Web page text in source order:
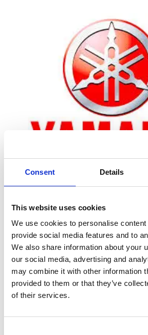
Consent Details
This website uses cookies
We use cookies to personalise
provide social media features and to
We also share information about your
our social media, advertising and
may combine it with other information
provided to them or that they’ve
of their services.
Zoom
Leveringstid er 5-6 dag(e)
Model/varenr.: 5CPF6143001V
487,88 DKK